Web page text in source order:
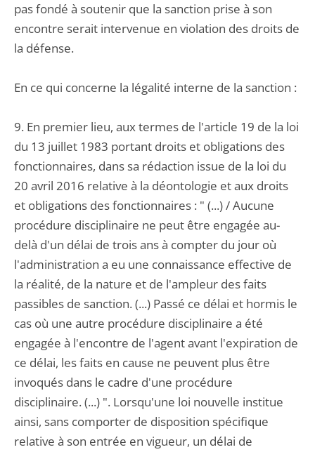
pas fondé à soutenir que la sanction prise à son
encontre serait intervenue en violation des droits de
la défense.
En ce qui concerne la légalité interne de la sanction :
9. En premier lieu, aux termes de l'article 19 de la loi
du 13 juillet 1983 portant droits et obligations des
fonctionnaires, dans sa rédaction issue de la loi du
20 avril 2016 relative à la déontologie et aux droits
et obligations des fonctionnaires : " (...) / Aucune
procédure disciplinaire ne peut être engagée au-
delà d'un délai de trois ans à compter du jour où
l'administration a eu une connaissance effective de
la réalité, de la nature et de l'ampleur des faits
passibles de sanction. (...) Passé ce délai et hormis le
cas où une autre procédure disciplinaire a été
engagée à l'encontre de l'agent avant l'expiration de
ce délai, les faits en cause ne peuvent plus être
invoqués dans le cadre d'une procédure
disciplinaire. (...) ". Lorsqu'une loi nouvelle institue
ainsi, sans comporter de disposition spécifique
relative à son entrée en vigueur, un délai de